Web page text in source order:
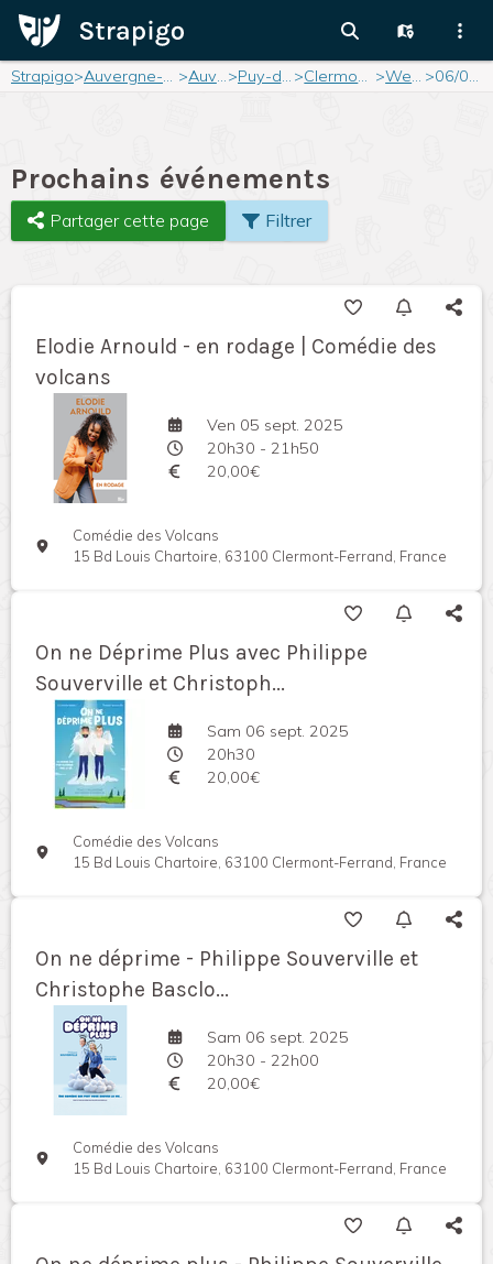
Strapigo> Auvergne-Rhône-Alpes > Auvergne> Puy-de-Dôme > Clermont-Ferrand > Weekend > 06/09/2025
Prochains événements
Partager cette page Filtrer
Elodie Arnould - en rodage | Comédie des
volcans
Ven 05 sept. 2025
20h30 - 21h50
20,00€
Comédie des Volcans
15 Bd Louis Chartoire, 63100 Clermont-Ferrand, France
On ne Déprime Plus avec Philippe
Souverville et Christoph...
Sam 06 sept. 2025
20h30
20,00€
Comédie des Volcans
15 Bd Louis Chartoire, 63100 Clermont-Ferrand, France
On ne déprime - Philippe Souverville et
Christophe Basclo...
Sam 06 sept. 2025
20h30 - 22h00
20,00€
Comédie des Volcans
15 Bd Louis Chartoire, 63100 Clermont-Ferrand, France